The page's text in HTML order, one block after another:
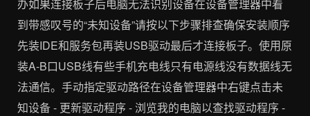
办如果连接板子后电脑无法识别设备在设备管理器中看
到带感叹号的“未知设备”请按以下步骤排查确保安装顺序
先装IDE和服务包再装USB驱动最后才连接板子。使用原
装A-B口USB线有些手机充电线只有电源线没有数据线无
法通信。手动指定驱动路径在设备管理器中右键点击未
知设备 - 更新驱动程序 - 浏览我的电脑以查找驱动程序 -